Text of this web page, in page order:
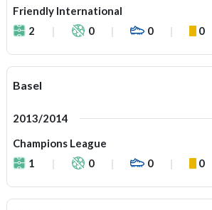
Friendly International
2
0 0 0
Basel
2013/2014
Champions League
1
0 0 0